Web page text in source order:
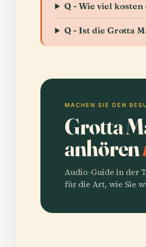
Q - Wie viel
Q - Ist die Grotta
MACHEN SIE DEN
Grotta
anhören
Audio-Guide in der
für die Art, wie Sie